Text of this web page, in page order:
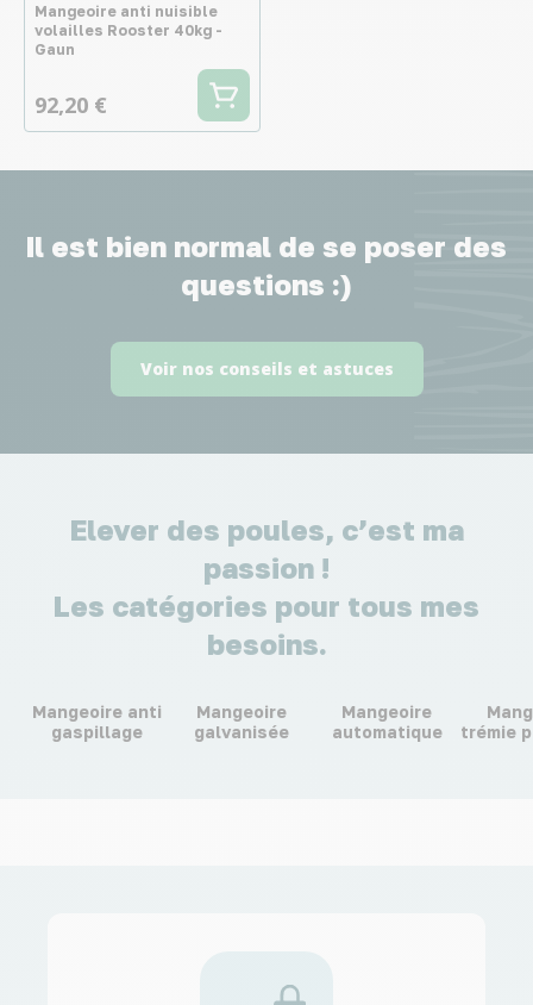
Mangeoire anti nuisible
volailles Rooster 40kg -
Gaun
92,20 €
Il est bien normal de se poser des
questions :)
Voir nos conseils et astuces
Elever des poules, c’est ma
passion !
Les catégories pour tous mes
besoins.
Mangeoire anti
gaspillage
Mangeoire
galvanisée
Mangeoire
automatique
trémie